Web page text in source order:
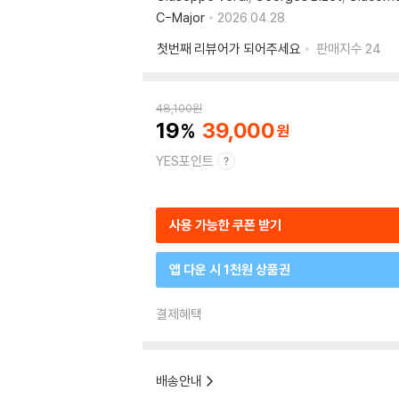
C-Major
2026.04.28.
첫번째 리뷰어가 되어주세요
판매지수 24
48,100원
19 39,000
YES포인트
사용 가능한 쿠폰 받기
앱 다운 시 1천원 상품권
결제혜택
배송안내